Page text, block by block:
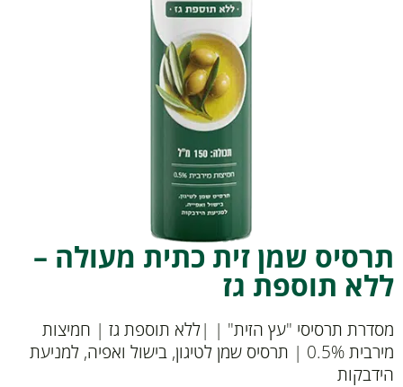
תרסיס שמן זית כתית מעולה –
ללא תוספת גז
מסדרת תרסיסי "עץ הזית" | |ללא תוספת גז | חמיצות
מירבית 0.5% | תרסיס שמן לטיגון, בישול ואפיה, למניעת
הידבקות